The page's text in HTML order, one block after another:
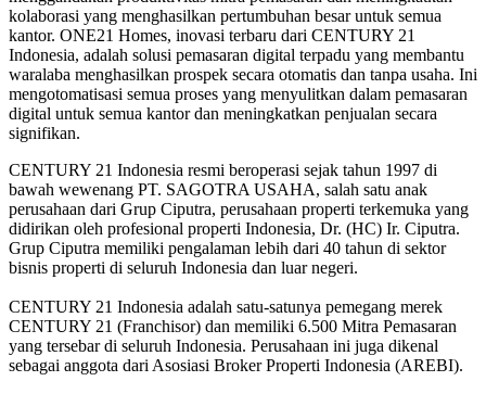
kolaborasi yang menghasilkan pertumbuhan besar untuk semua
kantor. ONE21 Homes, inovasi terbaru dari CENTURY 21
Indonesia, adalah solusi pemasaran digital terpadu yang membantu
waralaba menghasilkan prospek secara otomatis dan tanpa usaha. Ini
mengotomatisasi semua proses yang menyulitkan dalam pemasaran
digital untuk semua kantor dan meningkatkan penjualan secara
signifikan.
CENTURY 21 Indonesia resmi beroperasi sejak tahun 1997 di
bawah wewenang PT. SAGOTRA USAHA, salah satu anak
perusahaan dari Grup Ciputra, perusahaan properti terkemuka yang
didirikan oleh profesional properti Indonesia, Dr. (HC) Ir. Ciputra.
Grup Ciputra memiliki pengalaman lebih dari 40 tahun di sektor
bisnis properti di seluruh Indonesia dan luar negeri.
CENTURY 21 Indonesia adalah satu-satunya pemegang merek
CENTURY 21 (Franchisor) dan memiliki 6.500 Mitra Pemasaran
yang tersebar di seluruh Indonesia. Perusahaan ini juga dikenal
sebagai anggota dari Asosiasi Broker Properti Indonesia (AREBI).